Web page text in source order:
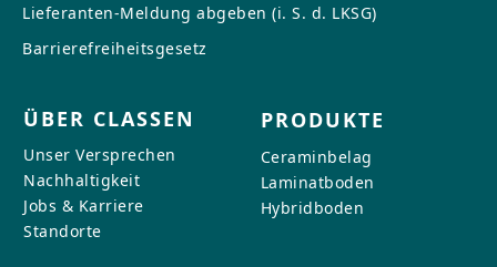
Lieferanten-Meldung abgeben (i. S. d. LKSG)
Barrierefreiheitsgesetz
ÜBER CLASSEN
Unser Versprechen
Nachhaltigkeit
Jobs & Karriere
Standorte
PRODUKTE
Ceraminbelag
Laminatboden
Hybridboden